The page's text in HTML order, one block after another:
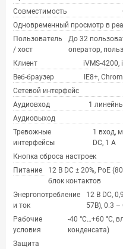
Совместимость
Одновременный просмотр в
Пользователь
/ хост
До 32
оператор,
Клиент
iVMS-4200,
Веб-браузер
IE8+,
Сетевой интерфейс
Аудиовход
1
Аудиовыход
Тревожные
интерфейсы
1 вход,
DC, 1 А
Кнопка сброса настроек
Питание
12 В DC ± 20%, PoE
блок контактов
Энергопотребление
и ток
12 В DC,
57В), 0.3 –
Рабочие
условия
-40 °C…+60 °C,
конденсата)
Защита